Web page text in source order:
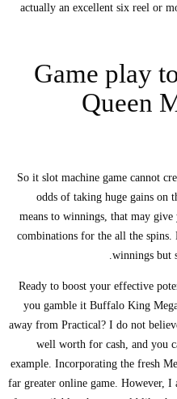
actually an excellent six reel or
Game play
Queen
So it slot machine game cannot
odds of taking huge gains on
means to winnings, that may
combinations for the all the
winnings but
Ready to boost your effective
you gamble it Buffalo King
away from Practical? I do not
well worth for cash, and you
example. Incorporating the fresh
far greater online game. However,